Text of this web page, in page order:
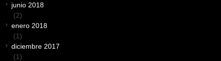
junio 2018
(2)
enero 2018
(1)
diciembre 2017
(1)